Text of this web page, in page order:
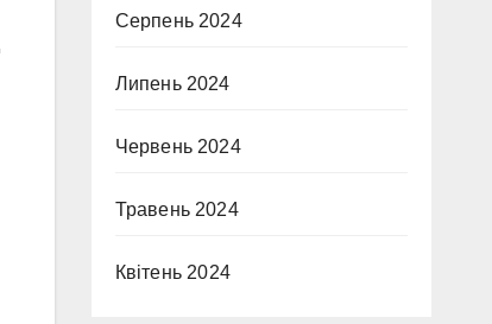
Серпень 2024
Липень 2024
Червень 2024
Травень 2024
Квітень 2024